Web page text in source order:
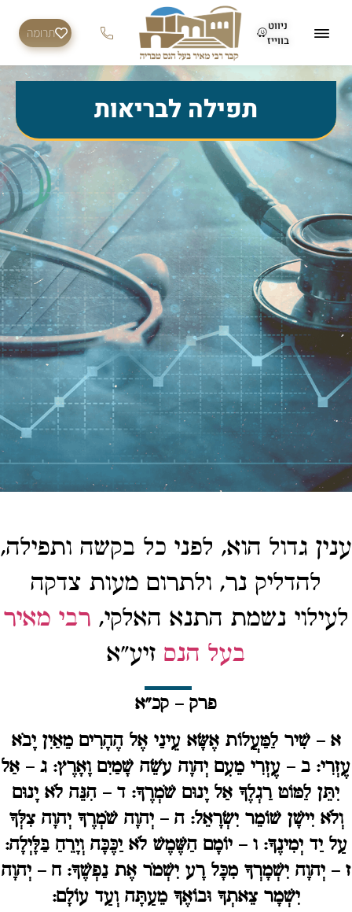
ניווט
בווייז
תרומה
תפילה לבריאות
ענין גדול הוא, לפני כל בקשה ותפילה,
להדליק נר, ולתרום מעות צדקה
לעילוי נשמת התנא האלקי, רבי מאיר
בעל הנס זיע"א
פרק – קכ"א
א – שִׁיר לַמַּעֲלוֹת אֶשָּׂא עֵינַי אֶל הֶהָרִים מֵאַיִן יָבֹא
עֶזְרִי: ב – עֶזְרִי מֵעִם יְהוָה עֹשֵׂה שָׁמַיִם וָאָרֶץ: ג– אַל
יִתֵּן לַמּוֹט רַגְלֶךָ אַל יָנוּם שֹׁמְרֶךָ: ד – הִנֵּה לֹא יָנוּם
וְלֹא יִישָׁן שׁוֹמֵר יִשְׂרָאֵל:ה – יְהוָה שֹׁמְרֶךָ יְהוָה צִלְּךָ
עַל יַד יְמִינֶךָ:ו – יוֹמָם הַשֶּׁמֶשׁ לֹא יַכֶּכָּה וְיָרֵחַ בַּלָּיְלָה:
ז – יְהוָה יִשְׁמָרְךָ מִכָּל רָע יִשְׁמֹר אֶת נַפְשֶׁךָ:ח – יְהוָה
יִשְׁמָר צֵאתְךָ וּבוֹאֶךָ מֵעַתָּה וְעַד עוֹלָם: